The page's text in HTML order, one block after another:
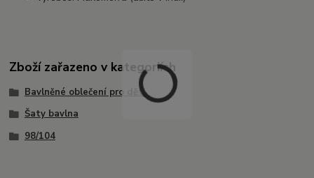
Zboží zařazeno v kategoriích
Bavlněné oblečení pro děti
Šaty bavlna
98/104